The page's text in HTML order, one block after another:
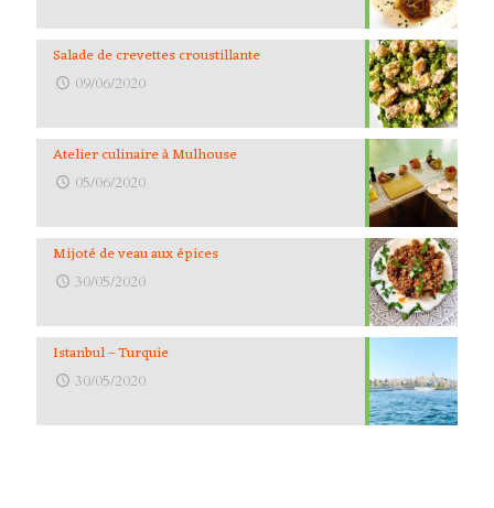
Salade de crevettes croustillante
09/06/2020
Atelier culinaire à Mulhouse
05/06/2020
Mijoté de veau aux épices
30/05/2020
Istanbul – Turquie
30/05/2020